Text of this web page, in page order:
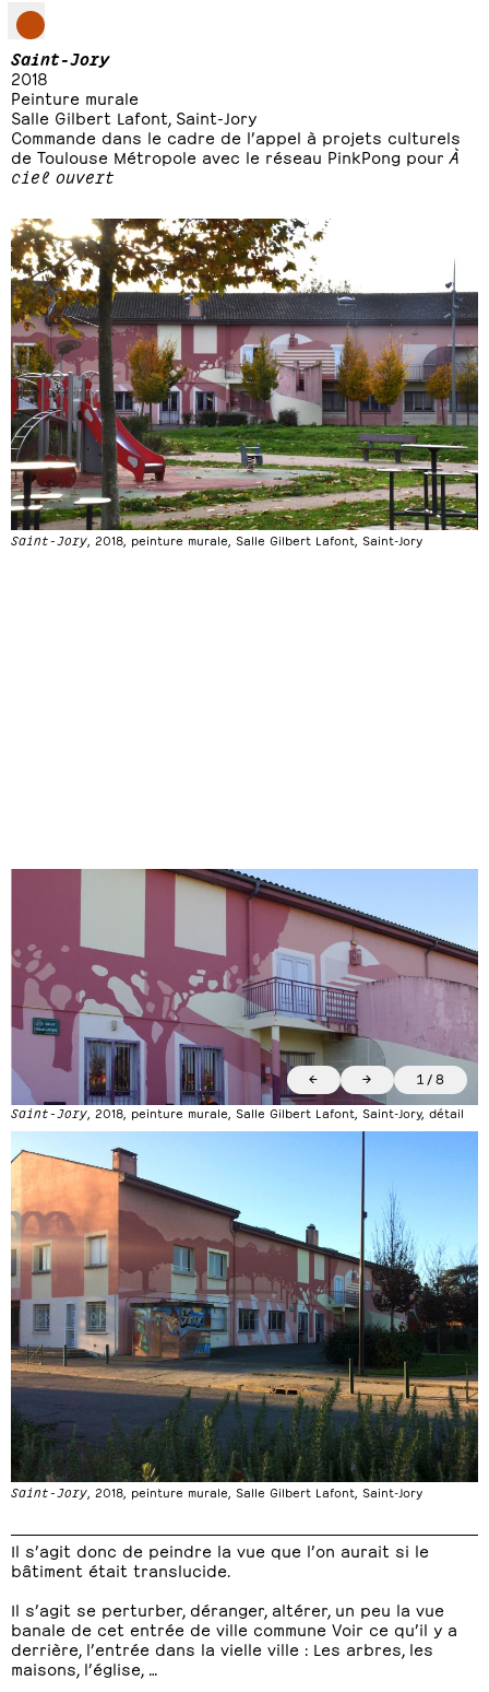
Saint-Jory
2018
Peinture murale
Salle Gilbert Lafont, Saint-Jory
Commande dans le cadre de l’appel à projets culturels
de Toulouse Métropole avec le réseau PinkPong pour À
ciel ouvert
Il s’agit donc de peindre la vue que l’on aurait si le
bâtiment était translucide.
Il s’agit se perturber, déranger, altérer, un peu la vue
banale de cet entrée de ville commune Voir ce qu’il y a
derrière, l’entrée dans la vielle ville : Les arbres, les
maisons, l’église, …
Saint-Jory, 2018, peinture murale, Salle Gilbert Lafont, Saint-Jory
← → 1 /8
Saint-Jory, 2018, peinture murale, Salle Gilbert Lafont, Saint-Jory, détail
Saint-Jory, 2018, peinture murale, Salle Gilbert Lafont, Saint-Jory